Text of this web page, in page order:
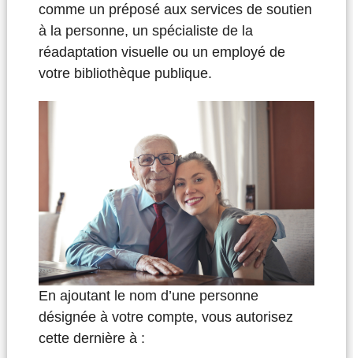
comme un préposé aux services de soutien
à la personne, un spécialiste de la
réadaptation visuelle ou un employé de
votre bibliothèque publique.
En ajoutant le nom d’une personne
désignée à votre compte, vous autorisez
cette dernière à :